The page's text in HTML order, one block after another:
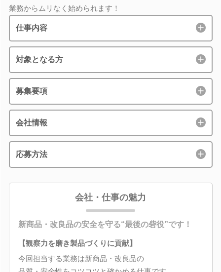
業務からムリなく始められます！
仕事内容
対象となる方
募集要項
会社情報
応募方法
会社・仕事の魅力
新商品・改良品の安全を守る“最後の砦役”です！
【観察力を磨き製品づくりに貢献】
今回担当する業務は新商品・改良品の